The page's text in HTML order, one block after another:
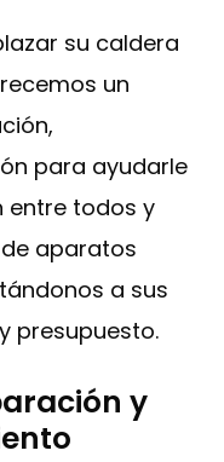
su caldera
un
para ayudarle
entre todos y
aparatos
a sus
presupuesto.
y